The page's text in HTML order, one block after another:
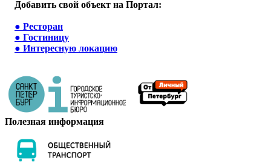
Добавить свой объект на Портал:
● Ресторан
● Гостиницу
● Интересную локацию
Полезная информация